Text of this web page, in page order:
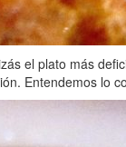
el plato más
Entendemos lo